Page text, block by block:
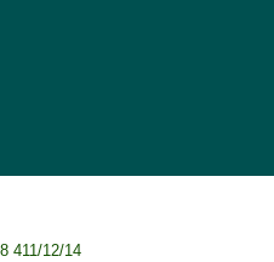
411/12/14